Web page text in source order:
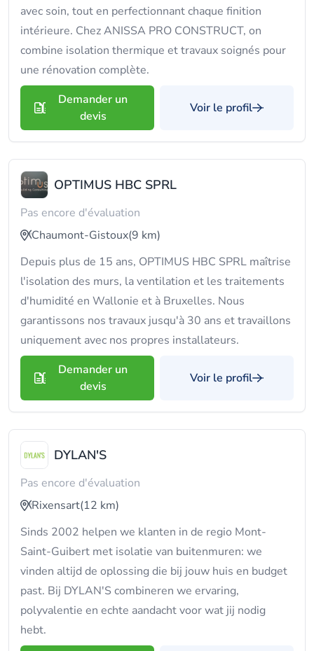
avec soin, tout en perfectionnant chaque finition
intérieure. Chez ANISSA PRO CONSTRUCT, on
combine isolation thermique et travaux soignés pour
une rénovation complète.
Demander un
devis
Voir le profil
OPTIMUS HBC SPRL
Pas encore d'évaluation
Chaumont-Gistoux(9 km)
Depuis plus de 15 ans, OPTIMUS HBC SPRL maîtrise
l'isolation des murs, la ventilation et les traitements
d'humidité en Wallonie et à Bruxelles. Nous
garantissons nos travaux jusqu'à 30 ans et travaillons
uniquement avec nos propres installateurs.
Demander un
devis
Voir le profil
DYLAN'S
Pas encore d'évaluation
Rixensart(12 km)
Sinds 2002 helpen we klanten in de regio Mont-
Saint-Guibert met isolatie van buitenmuren: we
vinden altijd de oplossing die bij jouw huis en budget
past. Bij DYLAN'S combineren we ervaring,
polyvalentie en echte aandacht voor wat jij nodig
hebt.